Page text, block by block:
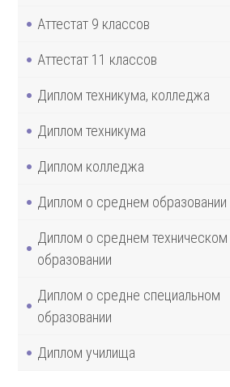
Аттестат 9 классов
Аттестат 11 классов
Диплом техникума, колледжа
Диплом техникума
Диплом колледжа
Диплом о среднем образовании
Диплом о среднем техническом
образовании
Диплом о средне специальном
образовании
Диплом училища